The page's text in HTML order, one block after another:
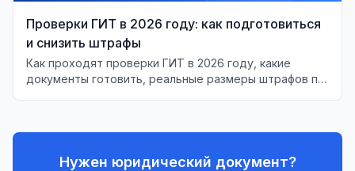
Проверки ГИТ в 2026 году: как подготовиться
и снизить штрафы
Как проходят проверки ГИТ в 2026 году, какие
документы готовить, реальные размеры штрафов по
Нужен юридический документ?